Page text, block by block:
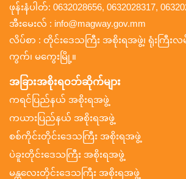
ဖုန်းနံပါတ်: 0632028656, 0632028317,
အီးမေးလ် : info@magway.gov.mm
လိပ်စာ : တိုင်းဒေသကြီး အစိုးရအဖွဲ့၊ ရုံးကြီးလ
ကွက်၊ မကွေးမြို့။
အခြားအစိုးရဝဘ်ဆိုက်များ
ကရင်ပြည်နယ် အစိုးရအဖွဲ့
ကယားပြည်နယ် အစိုးရအဖွဲ့
စစ်ကိုင်းတိုင်းဒေသကြီး အစိုးရအဖွဲ့
ပဲခူးတိုင်းဒေသကြီး အစိုးရအဖွဲ့
မန္တလေးတိုင်းဒေသကြီး အစိုးရအဖွဲ့